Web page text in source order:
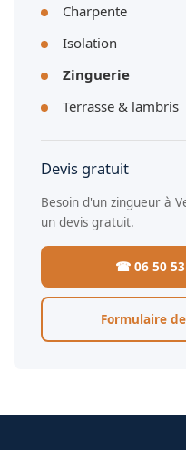
Charpente
Isolation
Zinguerie
Terrasse & lambris
Devis gratuit
Besoin d'un zingueur à
un devis gratuit.
☎ 06 50 53
Formulaire